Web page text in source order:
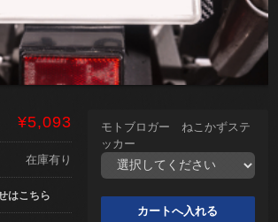
¥5,093
在庫有り
はこちら
モトブロガー ねこかずステ
ッカー